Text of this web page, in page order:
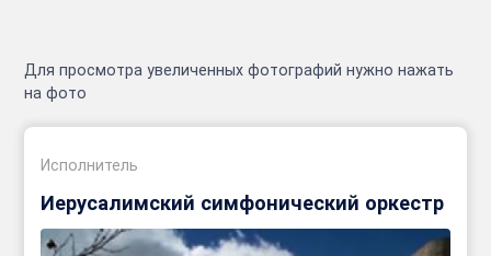
Для просмотра увеличенных фотографий нужно нажать
на фото
Исполнитель
Иерусалимский симфонический оркестр